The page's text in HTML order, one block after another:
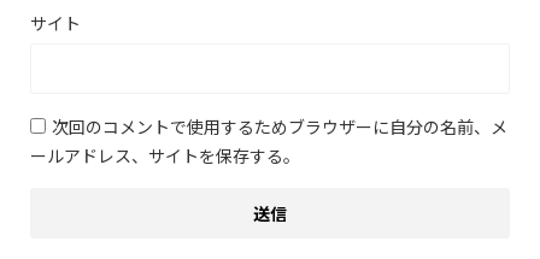
サイト
次回のコメントで使用するためブラウザーに自分の名前、メ
ールアドレス、サイトを保存する。